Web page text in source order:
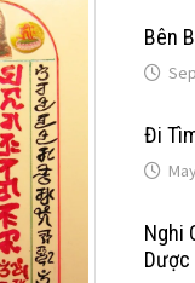
Bên
Đi
Nghi
Dược